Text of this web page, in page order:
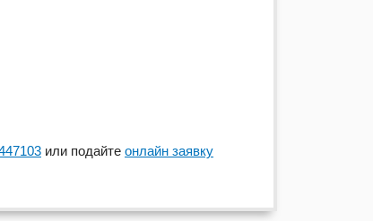
или подайте онлайн заявку